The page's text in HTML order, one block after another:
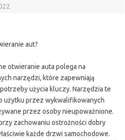
aut?
otwieranie auta polega na
narzędzi, które zapewniają
użycia kluczy. Narzędzia te
użytku przez wykwalifikowanych
przez osoby nieupoważnione.
zachowaniu ostrożności dobry
każde drzwi samochodowe.